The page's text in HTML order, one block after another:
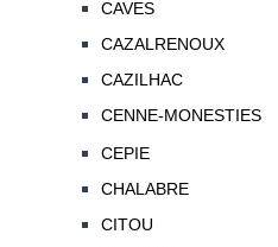
CAVES
CAZALRENOUX
CAZILHAC
CENNE-MONESTIES
CEPIE
CHALABRE
CITOU